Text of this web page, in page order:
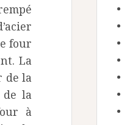
four
La
de la
de la
à